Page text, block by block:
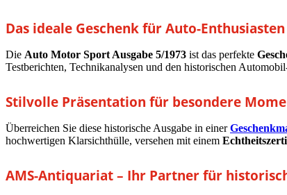
Das ideale Geschenk für Auto-Enthusiasten
Die Auto Motor Sport Ausgabe 5/1973 ist das perfekte
Testberichten, Technikanalysen und den historischen
Stilvolle Präsentation für besondere
Überreichen Sie diese historische Ausgabe in einer
hochwertigen Klarsichthülle, versehen mit einem
AMS-Antiquariat – Ihr Partner für